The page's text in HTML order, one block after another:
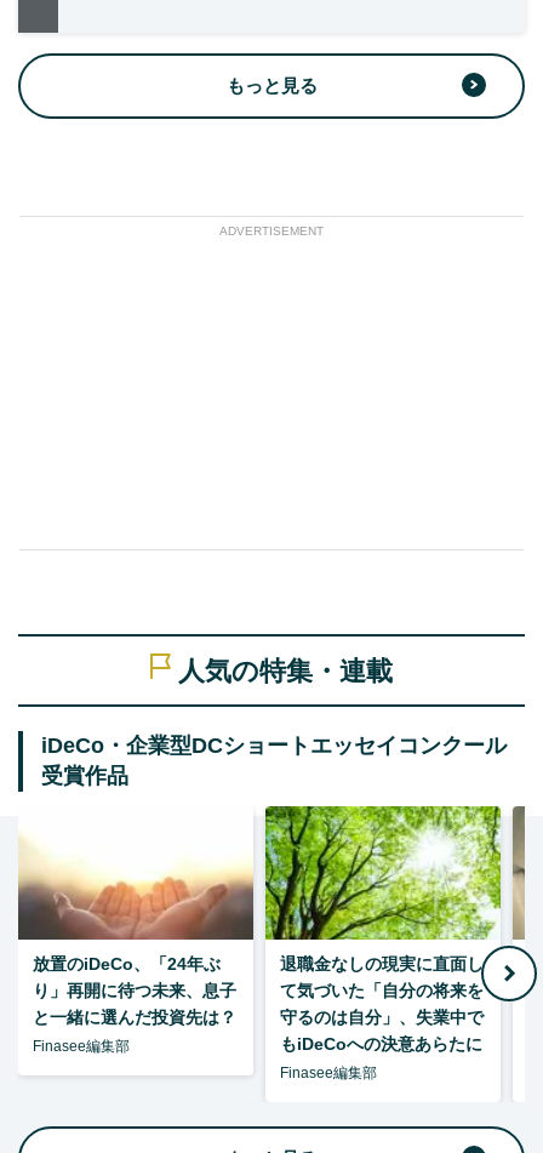
もっと見る
ADVERTISEMENT
人気の特集・連載
iDeCo・企業型DCショートエッセイコンクール
受賞作品
放置のiDeCo、「24年ぶ
り」再開に待つ未来、息子
と一緒に選んだ投資先は？
Finasee編集部
退職金なしの現実に直面し
て気づいた「自分の将来を
守るのは自分」、失業中で
もiDeCoへの決意あらたに
Finasee編集部